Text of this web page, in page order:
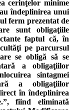
cerinţelor minime
îndeplinirea unui
ferm prezentat de
sunt obligaţiile
faptul că, în
pe parcursul
se obligă să se
a obligaţiilor
sintagmei
a obligaţiilor
în îndeplinirea
fiind eliminată